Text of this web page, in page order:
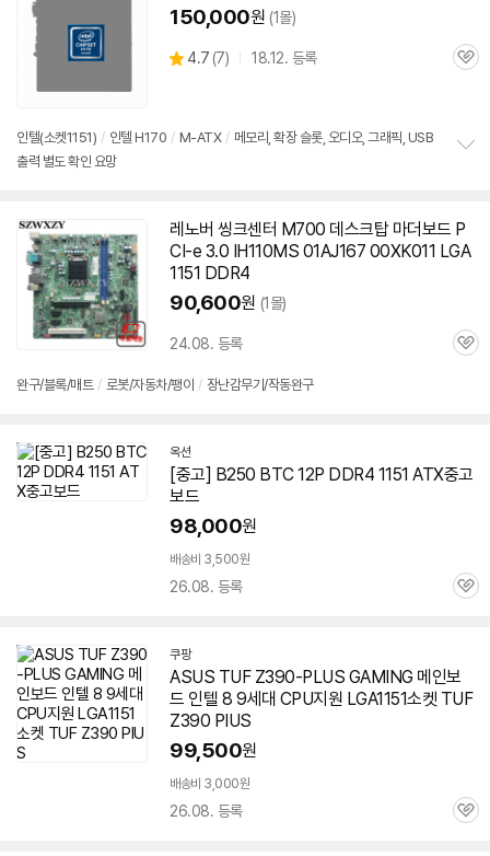
150,000원 (1몰)
별
4.7 (상
뷰
7) 18.12. 등록
관
인텔(소켓1151) / 인텔 H170 / M-ATX / 메모리, 확장 슬롯, 오디오, 그래픽, USB
출력 별도 확인 요망
기
레노버 씽크센터 M700 데스크탑 마더보드 P
CI-e 3.0 IH110MS 01AJ167 00XK011 LGA
1151 DDR4
90,600원 (1몰)
24.08. 등록
관
완구/블록/매트 / 로봇/자동차/팽이 / 장난감무기/작동완구
옥션
[중고] B250 BTC 12P DDR4 1151 ATX중고
보드
98,000원
배송비 3,500원
26.08. 등록
관
쿠팡
ASUS TUF Z390-PLUS GAMING 메인보
드 인텔 8 9세대 CPU지원 LGA1151소켓 TUF
Z390 PIUS
99,500원
배송비 3,000원
26.08. 등록
관